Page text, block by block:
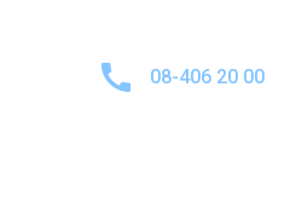
08-406 20 00